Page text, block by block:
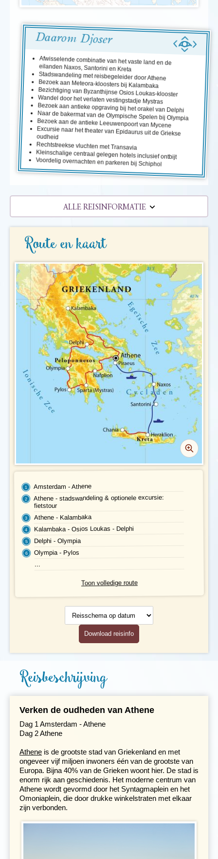
Daarom Djoser
Afwisselende combinatie van het vaste land en de
eilanden Naxos, Santorini en Kreta
Stadswandeling met reisbegeleider door Athene
Bezoek aan Meteora-kloosters bij Kalambaka
Bezichtiging van Byzanthijnse Osios Loukas-klooster
Wandel door het verlaten vestingstadje Mystras
Bezoek aan antieke opgraving bij het orakel van Delphi
Naar de bakermat van de Olympische Spelen bij Olympia
Bezoek aan de antieke Leeuwenpoort van Mycene
Excursie naar het theater van Epidaurus uit de Griekse
oudheid
Rechtstreekse vluchten met Transavia
Kleinschalige centraal gelegen hotels inclusief ontbijt
Voordelig overnachten en parkeren bij Schiphol
ALLE REISINFORMATIE
REISBESCHRIJVING
VERTREKDATA/PRIJS
REVIEWS
PRAKTISCHE INFORMATIE
Accommodatie
Vliegreis
Vervoer
Bij de reis inbegrepen
Excursies
Reisdocumenten
Geldzaken
Hotelverlenging
Klimaat en geografie
Reisbegeleiding en gidsen
FAQ
FOTO'S EN VIDEO
REIS BOEKEN
Route en kaart
Amsterdam - Athene
Athene - stadswandeling & optionele excursie:
fietstour
Athene - Kalambaka
Kalambaka - Osios Loukas - Delphi
Delphi - Olympia
Olympia - Pylos
...
Toon volledige route
op datum
Download reisinfo
Reisbeschrijving
Verken de oudheden van Athene
Dag 1 Amsterdam - Athene
Dag 2 Athene
Athene is de grootste stad van Griekenland en met
ongeveer vijf miljoen inwoners één van de grootste van
Europa. Bijna 40% van de Grieken woont hier. De stad is
enorm rijk aan geschiedenis. Het moderne centrum van
Athene wordt gevormd door het Syntagmaplein en het
Omoniaplein, die door drukke winkelstraten met elkaar
zijn verbonden.